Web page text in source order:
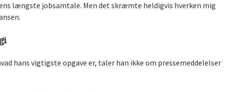
længste jobsamtale. Men det skræmte heldigvis hverken mig
hans vigtigste opgave er, taler han ikke om pressemeddelelser